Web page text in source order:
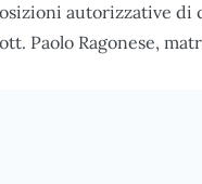
autorizzative di
Paolo Ragonese,